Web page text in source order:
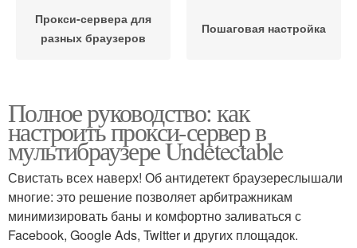
Прокси-сервера для
разных браузеров
Пошаговая настройка
Полное руководство: как
настроить прокси-сервер в
мультибраузере Undetectable
Свистать всех наверх! Об антидетект браузереслышали
многие: это решение позволяет арбитражникам
минимизировать баны и комфортно заливаться с
Facebook, Google Ads, Twitter и других площадок.